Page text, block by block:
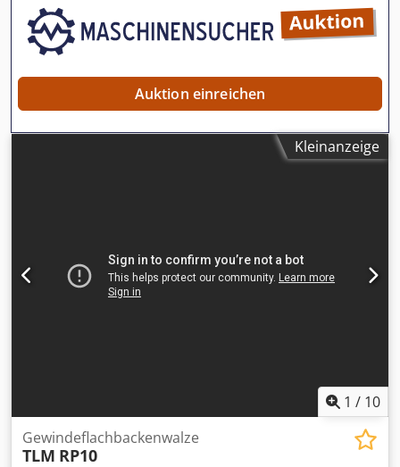
Auktion einreichen
Kleinanzeige
1 / 10
Gewindeflachbackenwalze
TLM RP10